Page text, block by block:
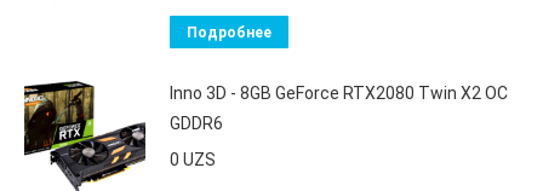
Подробнее
Inno 3D - 8GB GeForce RTX2080 Twin X2 OC
GDDR6
0 UZS